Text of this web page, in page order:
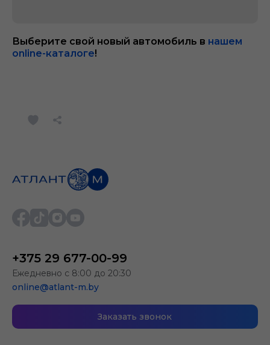
Выберите свой новый автомобиль в нашем
online-каталоге!
+375 29 677-00-99
Ежедневно с 8:00 до 20:30
online@atlant-m.by
Заказать звонок